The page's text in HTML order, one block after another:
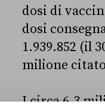
dosi di
dosi
1.939.852 (il
milione
I circa 6,3